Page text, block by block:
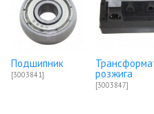
Подшипник
[3003841] розжига
[3003847]